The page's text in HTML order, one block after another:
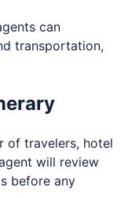
can
transportation,
of travelers, hotel
will review
before any